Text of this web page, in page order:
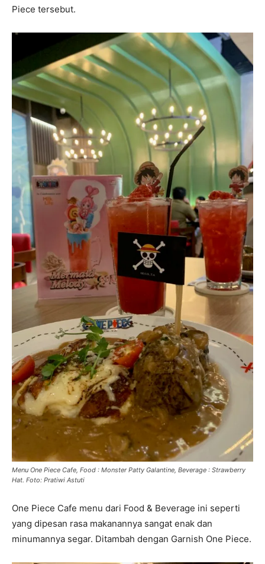
Piece tersebut.
Menu One Piece Cafe, Food : Monster Patty Galantine, Beverage : Strawberry
Hat. Foto: Pratiwi Astuti
One Piece Cafe menu dari Food & Beverage ini seperti
yang dipesan rasa makanannya sangat enak dan
minumannya segar. Ditambah dengan Garnish One Piece.